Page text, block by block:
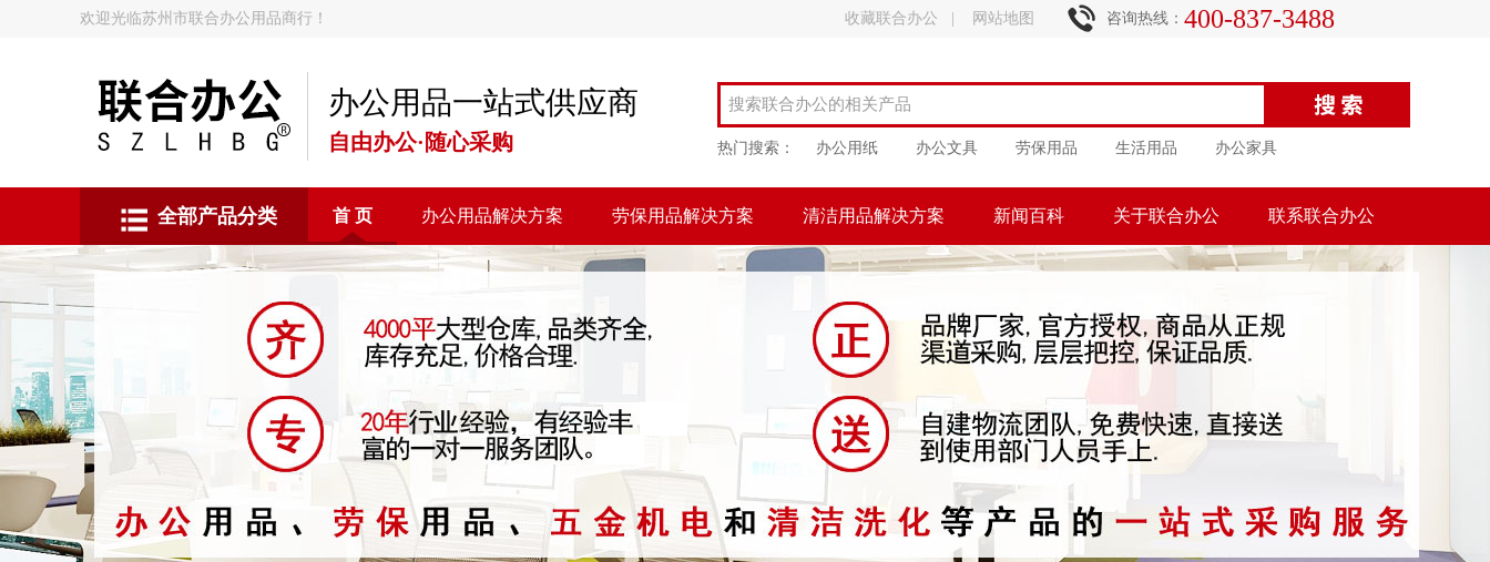
欢迎光临苏州市联合办公用品商行！ 收藏联合办公 网站地图 咨询热线： 400-837-3488
办公用品一站式供应商
自由办公·随心采购 热门搜索： 办公用纸 办公文具 劳保用品 生活用品 办公家具
全部产品分类 首 页 办公用品解决方案 劳保用品解决方案 清洁用品解决方案 新闻百科 关于联合办公 联系联合办公